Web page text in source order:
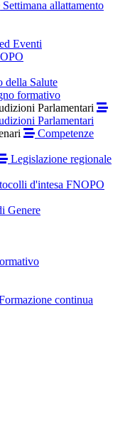
Settimana allattamento
Eventi
della Salute
formativo
Parlamentari
Parlamentari
Competenze
Legislazione regionale
d'intesa FNOPO
Genere
continua